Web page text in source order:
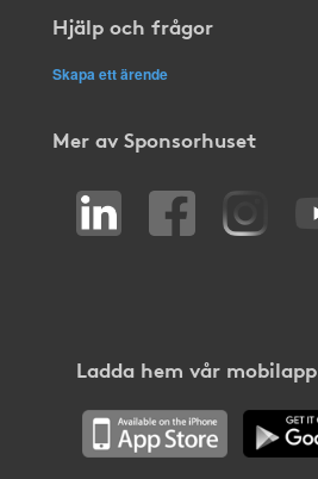
Hjälp och frågor
Skapa ett ärende
Mer av Sponsorhuset
Ladda hem vår mobilapp